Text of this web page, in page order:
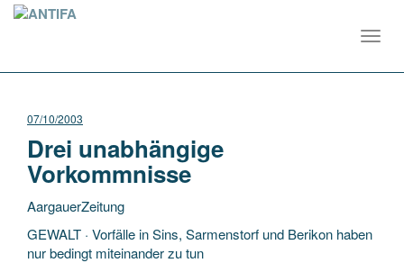
07/10/2003
Drei unabhängige
Vorkommnisse
AargauerZeitung
GEWALT · Vorfälle in Sins, Sarmenstorf und Berikon haben
nur bedingt miteinander zu tun